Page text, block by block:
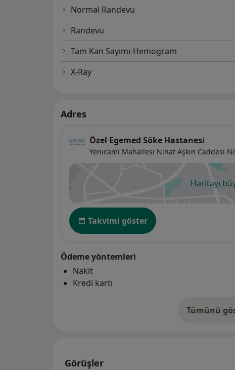
Normal Randevu
Randevu
Tam Kan Sayımı-Hemogram
X-Ray
Adres
Özel Egemed Söke Hastanesi
Yenicami Mahallesi Nihat Aşkın Caddesi
Haritayıyeni
Uygunluk
Takvimi göster
Ödeme yöntemleri
Nakit
Kredi kartı
Tümünü
Görüşler